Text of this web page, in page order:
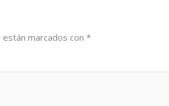
marcados con *